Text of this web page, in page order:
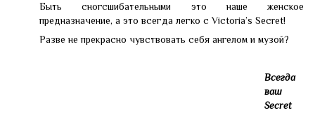
Быть сногсшибательными это наше женское
предназначение, а это всегда легко с Victoria’s Secret!
Разве не прекрасно чувствовать себя ангелом и музой?
Всегда
ваш
Secret